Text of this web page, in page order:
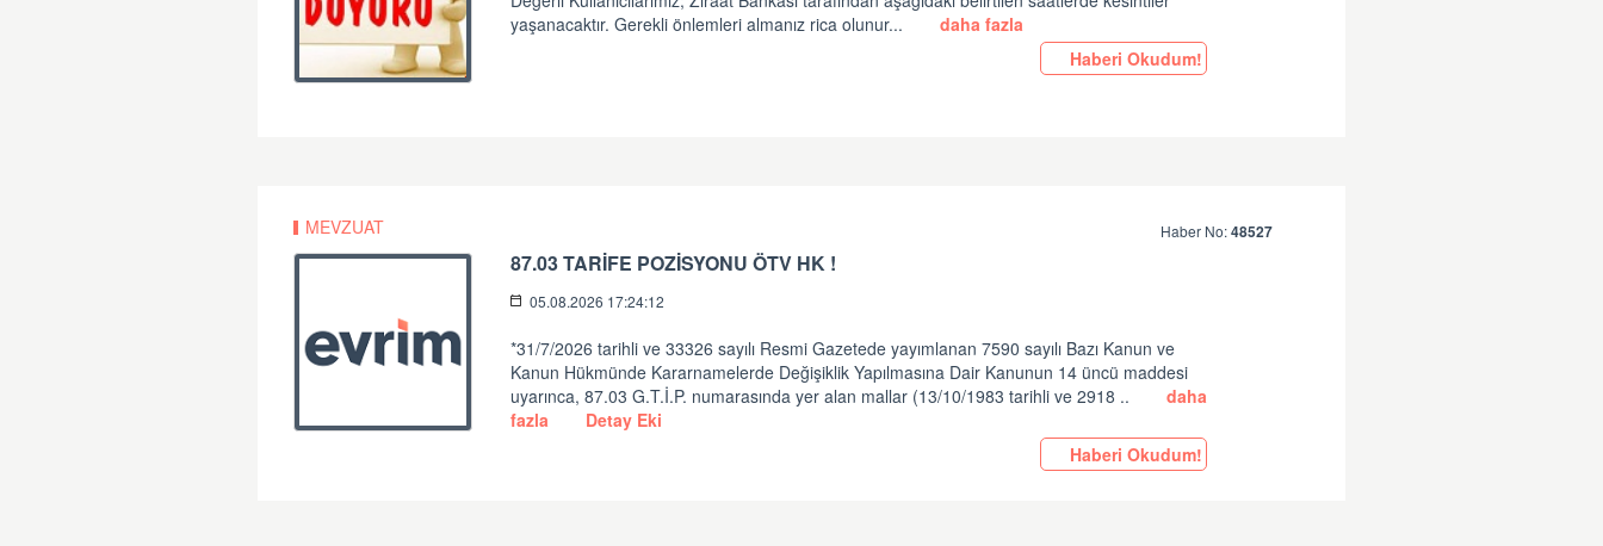
yaşanacaktır. Gerekli önlemleri almanız rica olunur...
daha fazla
Haberi Okudum!
MEVZUAT Haber No:48527
87.03 TARİFE POZİSYONU ÖTV HK !
05.08.2026 17:24:12
*31/7/2026 tarihli ve 33326 sayılı Resmi Gazetede yayımlanan 7590 sayılı Bazı Kanun ve
Kanun Hükmünde Kararnamelerde Değişiklik Yapılmasına Dair Kanunun 14 üncü maddesi
uyarınca, 87.03 G.T.İ.P. numarasında yer alan mallar (13/10/1983 tarihli ve 2918 ..
daha
fazla
Detay Eki
Haberi Okudum!